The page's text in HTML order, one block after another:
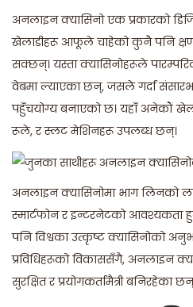
e
r
1
6
,
2
0
5
अनलाइन क्यासिनो एक प्रकारको
खेलाडीहरू आफूले चाहेको कुनै पनि
सक्छन्। यस्ता क्यासिनोहरूले
वेबमा ल्याएका छन्, जसले गर्दा
पहुँचयोग्य बनाएको छ। यहाँ अनेकौं
रूले, र स्लट मेशिनहरू उपलब्ध छन्।
अनलाइन क्यासिनोमा भाग लिनको
स्मार्टफोन र इन्टरनेटको आवश्यकता
पनि विश्वका उत्कृष्ट क्यासिनोको
प्रविधिहरूको विकाससँगै, अनलाइन
सुरक्षित र प्रयोगकर्तामैत्री बनिरहेका